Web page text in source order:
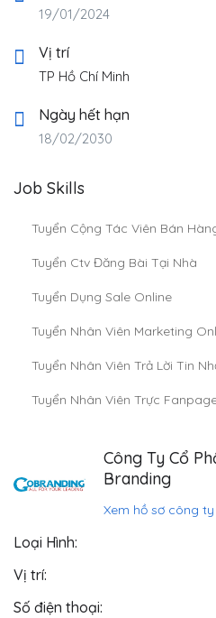
19/01/2024
Vị trí
TP Hồ Chí Minh
Ngày hết hạn
18/02/2030
Job Skills
Tuyển Cộng Tác Viên Bán
Tuyển Ctv Đăng Bài Tại Nhà
Tuyển Dụng Sale Online
Tuyển Nhân Viên Marketing
Tuyển Nhân Viên Trả Lời Tin
Tuyển Nhân Viên Trực
Công Ty Cổ
Branding
Xem hồ sơ công ty
Loại Hình:
Vị trí:
Số điện thoại: